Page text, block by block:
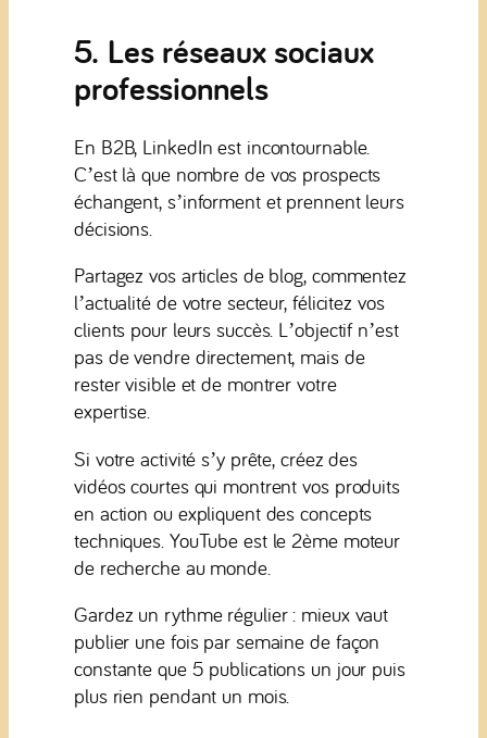
5. Les réseaux sociaux
professionnels
En B2B, LinkedIn est incontournable.
C’est là que nombre de vos prospects
échangent, s’informent et prennent leurs
décisions.
Partagez vos articles de blog, commentez
l’actualité de votre secteur, félicitez vos
clients pour leurs succès. L’objectif n’est
pas de vendre directement, mais de
rester visible et de montrer votre
expertise.
Si votre activité s’y prête, créez des
vidéos courtes qui montrent vos produits
en action ou expliquent des concepts
techniques. YouTube est le 2ème moteur
de recherche au monde.
Gardez un rythme régulier : mieux vaut
publier une fois par semaine de façon
constante que 5 publications un jour puis
plus rien pendant un mois.